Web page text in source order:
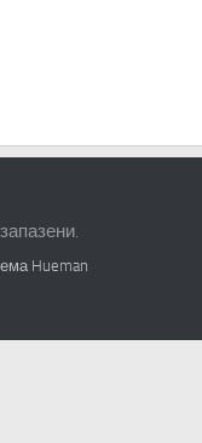
Hueman